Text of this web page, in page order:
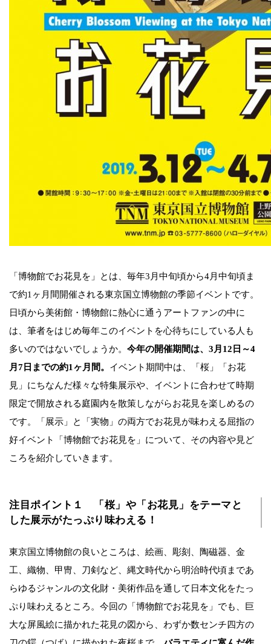
「博物館でお花見を」とは、毎年3月中旬頃から4月中旬頃ま
で約1ヶ月間開催される東京国立博物館の季節イベントです。
日頃から美術館・博物館に熱心に通うアートファンの中に
は、筆者をはじめ毎年このイベントを心待ちにしている人も
多いのではないでしょうか。 今年の開催期間は、3月12日～4
月7日までの約1ヶ月間。 イベント期間中は、「桜」「お花
見」にちなんだ様々な特集展示や、イベントに合わせて時期
限定で開放される庭園内を散策しながらお花見を楽しめるの
です。「展示」と「実物」の両方でお花見が味わえる屈指の
好イベント「博物館でお花見を」について、その内容や見ど
ころを紹介していきます。
注目ポイント１ 「桜」や「お花見」をテーマと
した展示がたっぷり味わえる！
東京国立博物館の良いところは、絵画、彫刻、陶磁器、金
工、織物、甲冑、刀剣など、縄文時代から明治時代頃まであ
らゆるジャンルの文化財・美術作品を通して日本文化をたっ
ぷり味わえるところ。今回の「博物館でお花見を」でも、巨
大な屏風絵に描かれた花見の図から、わずか数センチ四方の